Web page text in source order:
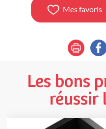
Mes favoris
Les bons
réussir